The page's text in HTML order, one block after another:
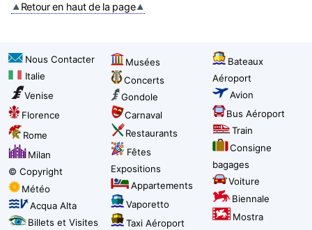
Retour en haut de la page
Nous Contacter
Italie
Venise
Florence
Rome
Milan
© Copyright
Météo
Acqua Alta
Billets et Visites
Musées
Concerts
Gondole
Carnaval
Restaurants
Fêtes
Expositions
Appartements
Vaporetto
Taxi Aéroport
Bateaux
Aéroport
Avion
Bus Aéroport
Train
Consigne
bagages
Voiture
Biennale
Mostra